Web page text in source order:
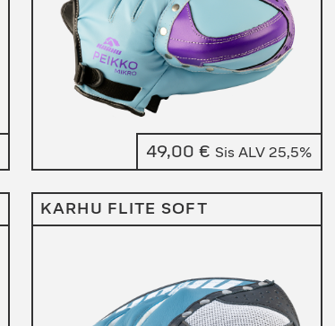
49,00€ Sis ALV 25,5%
KARHU FLITE SOFT